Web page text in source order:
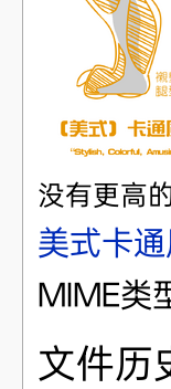
没有更高
美式卡
MIME类
文件历